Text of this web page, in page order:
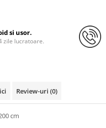
si usor.
zile lucratoare.
Review-uri (0)
cm